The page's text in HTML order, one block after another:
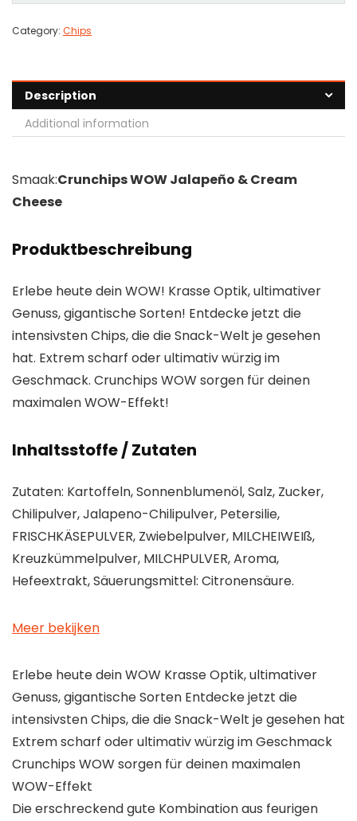
Category: Chips
Description
Additional information
Smaak:Crunchips WOW Jalapeño & Cream
Cheese
Produktbeschreibung
Erlebe heute dein WOW! Krasse Optik, ultimativer
Genuss, gigantische Sorten! Entdecke jetzt die
intensivsten Chips, die die Snack-Welt je gesehen
hat. Extrem scharf oder ultimativ würzig im
Geschmack. Crunchips WOW sorgen für deinen
maximalen WOW-Effekt!
Inhaltsstoffe / Zutaten
Zutaten: Kartoffeln, Sonnenblumenöl, Salz, Zucker,
Chilipulver, Jalapeno-Chilipulver, Petersilie,
FRISCHKÄSEPULVER, Zwiebelpulver, MILCHEIWEIß,
Kreuzkümmelpulver, MILCHPULVER, Aroma,
Hefeextrakt, Säuerungsmittel: Citronensäure.
Meer bekijken
Erlebe heute dein WOW Krasse Optik, ultimativer
Genuss, gigantische Sorten Entdecke jetzt die
intensivsten Chips, die die Snack-Welt je gesehen hat
Extrem scharf oder ultimativ würzig im Geschmack
Crunchips WOW sorgen für deinen maximalen
WOW-Effekt
Die erschreckend gute Kombination aus feurigen